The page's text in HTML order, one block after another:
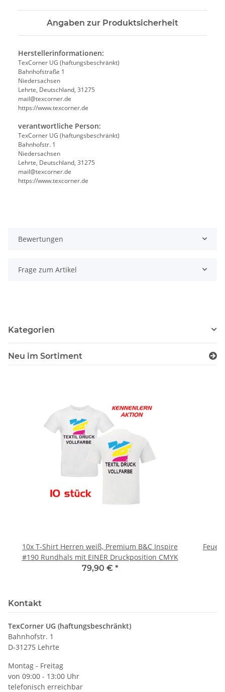
Angaben zur Produktsicherheit
Herstellerinformationen:
TexCorner UG (haftungsbeschränkt)
Bahnhofstraße 1
Niedersachsen
Lehrte, Deutschland, 31275
mail@texcorner.de
https://www.texcorner.de
verantwortliche Person:
TexCorner UG (haftungsbeschränkt)
Bahnhofstr. 1
Niedersachsen
Lehrte, Deutschland, 31275
mail@texcorner.de
https://www.texcorner.de
Bewertungen
Frage zum Artikel
Kategorien
Neu im Sortiment
10x T-Shirt Herren weiß, Premium B&C Inspire
#190 Rundhals mit EINER Druckposition CMYK
79,90 € *
Kontakt
TexCorner UG (haftungsbeschränkt)
Bahnhofstr. 1
D-31275 Lehrte
Montag - Freitag
von 09:00 - 13:00 Uhr
telefonisch erreichbar